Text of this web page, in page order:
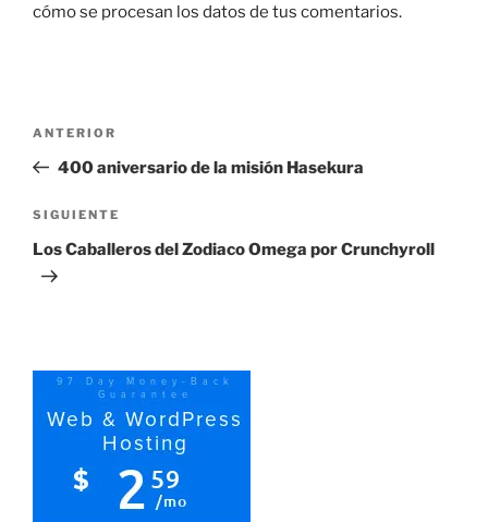
cómo se procesan los datos de tus comentarios.
entradas
Entrada
anterior:
ANTERIOR
400 aniversario de la misión Hasekura
Siguiente
entrada
SIGUIENTE
Los Caballeros del Zodiaco Omega por Crunchyroll